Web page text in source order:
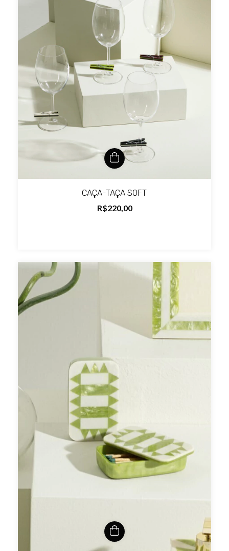
CAÇA-TAÇA SOFT
R$220,00